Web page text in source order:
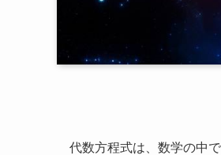
代数方程式は、数学の中